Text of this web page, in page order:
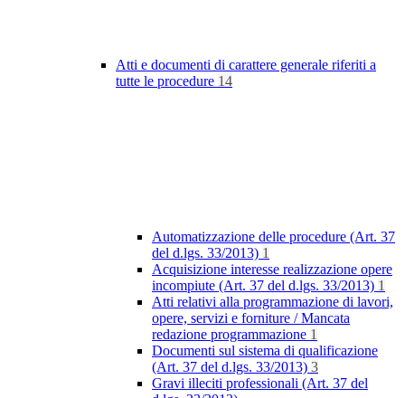
Atti e documenti di carattere generale riferiti a
tutte le procedure 14
Automatizzazione delle procedure (Art. 37
del d.lgs. 33/2013) 1
Acquisizione interesse realizzazione opere
incompiute (Art. 37 del d.lgs. 33/2013) 1
Atti relativi alla programmazione di lavori,
opere, servizi e forniture / Mancata
redazione programmazione 1
Documenti sul sistema di qualificazione
(Art. 37 del d.lgs. 33/2013) 3
Gravi illeciti professionali (Art. 37 del